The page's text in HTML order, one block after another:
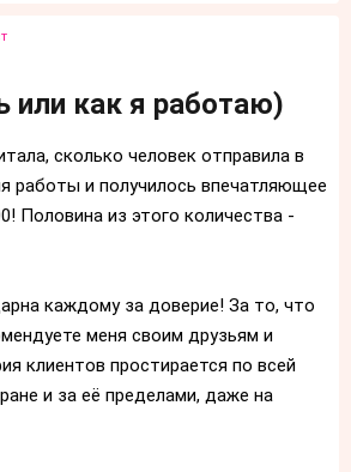
или как я работаю)
сколько человек отправила в
работы и получилось впечатляющее
Половина из этого количества -
каждому за доверие! За то, что
меня своим друзьям и
клиентов простирается по всей
и за её пределами, даже на